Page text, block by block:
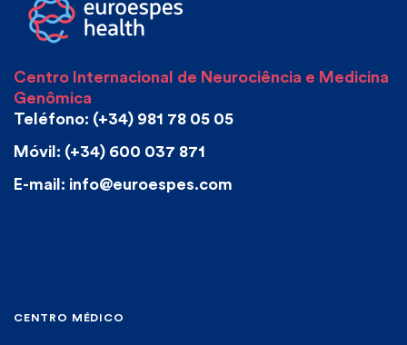
Centro Internacional de Neurociência e Medicina
Genômica
Teléfono: (+34) 981 78 05 05
Móvil: (+34) 600 037 871
E-mail: info@euroespes.com
CENTRO MÉDICO